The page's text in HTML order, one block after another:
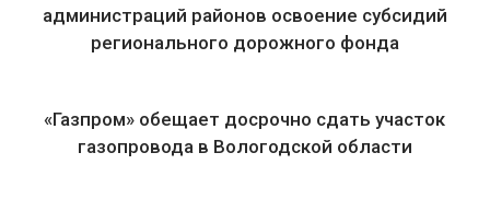
администраций районов освоение субсидий
регионального дорожного фонда
«Газпром» обещает досрочно сдать участок
газопровода в Вологодской области